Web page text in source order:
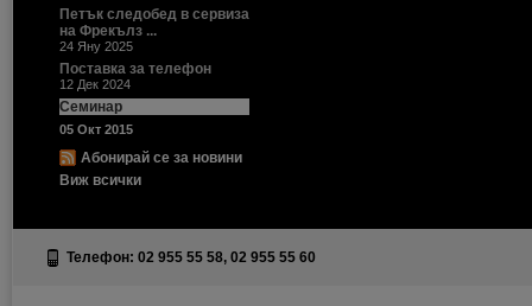
Петък следобед в сервиза
на Фрекълз ...
24 Яну 2025
Поставка за телефон
12 Дек 2024
Семинар
05 Окт 2015
Абонирай се за новини
Виж всички
Телефон: 02 955 55 58, 02 955 55 60